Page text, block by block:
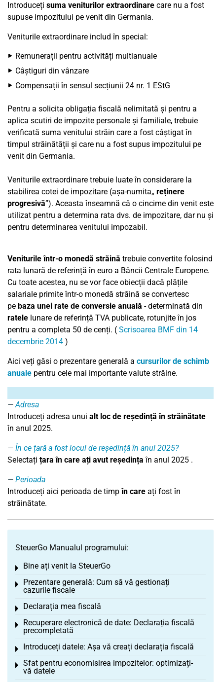
Introduceți suma veniturilor extraordinare care nu a fost
supuse impozitului pe venit din Germania.
Veniturile extraordinare includ în special:
Remunerații pentru activități multianuale
Câștiguri din vânzare
Compensații în sensul secțiunii 24 nr. 1 EStG
Pentru a solicita obligația fiscală nelimitată și pentru a
aplica scutiri de impozite personale și familiale, trebuie
verificată suma venitului străin care a fost câștigat în
timpul străinătății și care nu a fost supus impozitului pe
venit din Germania.
Veniturile extraordinare trebuie luate în considerare la
stabilirea cotei de impozitare (așa-numita„ reținere
progresivă”). Aceasta înseamnă că o cincime din venit este
utilizat pentru a determina rata dvs. de impozitare, dar nu și
pentru determinarea venitului impozabil.
Veniturile într-o monedă străină trebuie convertite folosind
rata lunară de referință în euro a Băncii Centrale Europene.
Cu toate acestea, nu se vor face obiecții dacă plățile
salariale primite într-o monedă străină se convertesc
pe baza unei rate de conversie anuală - determinată din
ratele lunare de referință TVA publicate, rotunjite în jos
pentru a completa 50 de cenți. ( Scrisoarea BMF din 14
decembrie 2014 )
Aici veți găsi o prezentare generală a cursurilor de schimb
anuale pentru cele mai importante valute străine.
Adresa
Introduceți adresa unui alt loc de reședință în străinătate
în anul 2025.
În ce țară a fost locul de reședință în anul 2025?
Selectați țara în care ați avut reședința în anul 2025 .
Perioada
Introduceți aici perioada de timpîn care ați fost în
străinătate.
SteuerGo Manualul programului:
Bine ați venit la SteuerGo
Toggle menu
Prezentare generală: Cum să vă gestionați
cazurile fiscale
Toggle menu
Declarația mea fiscală
Toggle menu
Recuperare electronică de date: Declarația fiscală
precompletată
Toggle menu
Introduceți datele: Așa vă creați declarația fiscală
Toggle menu
Sfat pentru economisirea impozitelor: optimizați-
vă datele
Toggle menu